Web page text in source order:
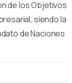
de los Objetivos
siendo la
de Naciones